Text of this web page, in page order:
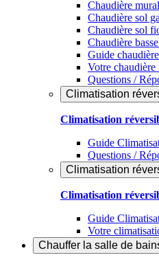
Chaudière
Chaudière sol
Chaudière sol
Chaudière
Guide chaudière
Votre chaudière
Questions /
Climatisation
Climatisation
Guide
Questions /
Climatisation
Climatisation
Guide
Votre
Chauffer la salle de